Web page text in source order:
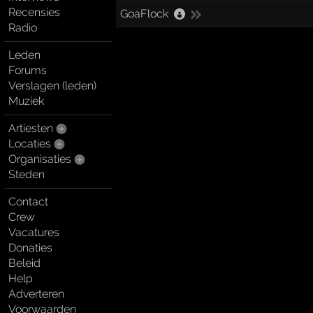
Recensies
Radio
Leden
Forums
Verslagen (leden)
Muziek
Artiesten
Locaties
Organisaties
Steden
Contact
Crew
Vacatures
Donaties
Beleid
Help
Adverteren
Voorwaarden
GoaFlock